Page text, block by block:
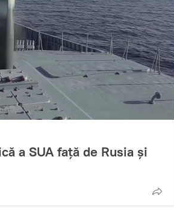
a SUA față de Rusia și